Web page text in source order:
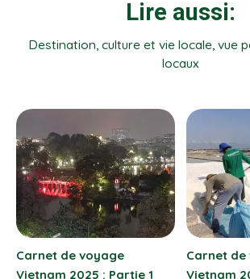
Lire aussi:
Destination, culture et vie locale, vue
locaux
3
Nem rán (chả giò) :
spécialité croustillante de